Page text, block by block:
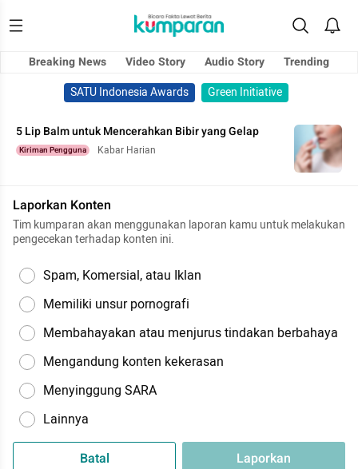
Breaking News Video Story Audio Story
Trending
SATU Indonesia Awards
Green Initiative
5 Lip Balm untuk Mencerahkan Bibir yang Gelap
Kiriman Pengguna Kabar Harian
Laporkan Konten
Tim kumparan akan menggunakan laporan kamu untuk melakukan
pengecekan terhadap konten ini.
Spam, Komersial, atau Iklan
Memiliki unsur pornografi
Membahayakan atau menjurus tindakan berbahaya
Mengandung konten kekerasan
Menyinggung SARA
Lainnya
Batal Laporkan